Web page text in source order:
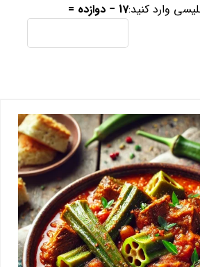
وارد کنید:17 − دوازده =